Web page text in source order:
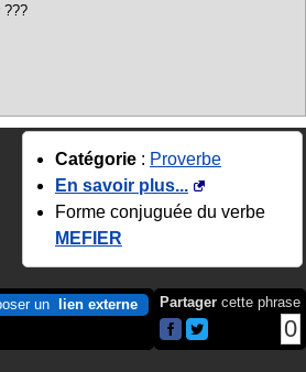
???
Catégorie : Proverbe
En savoir plus...
Forme conjuguée du verbe
MEFIER
un lien externe Partager cette phrase
0